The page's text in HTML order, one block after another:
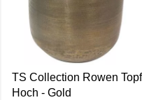
TS Collection Rowen Topf
Hoch - Gold